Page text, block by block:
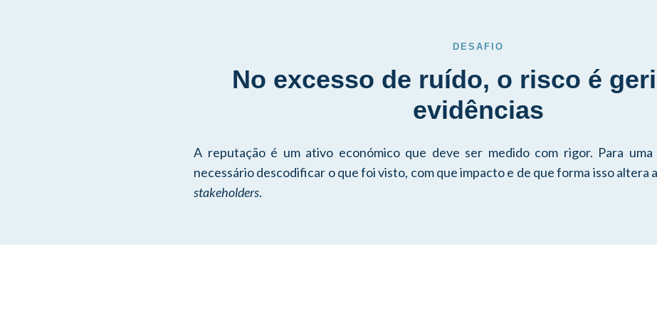
DESAFIO
No excesso de ruído, o risco é
evidências
A reputação é um ativo económico que deve ser medido com rigor. Para
necessário descodificar o que foi visto, com que impacto e de que forma isso altera
stakeholders.